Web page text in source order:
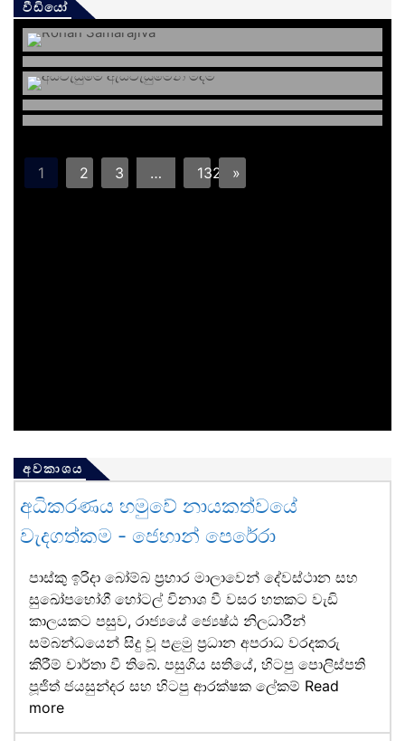
වීඩියෝ
1 2 3 … 132 »
අවකාශය
අධිකරණය හමුවේ නායකත්වයේ
වැදගත්කම - ජෙහාන් පෙරේරා
පාස්කු ඉරිදා බෝම්බ ප්‍රහාර මාලාවෙන් දේවස්ථාන සහ
සුඛෝපභෝගී හෝටල් විනාශ වී වසර හතකට වැඩි
කාලයකට පසුව, රාජ්‍යයේ ජ්‍යෙෂ්ඨ නිලධාරීන්
සම්බන්ධයෙන් සිදු වූ පළමු ප්‍රධාන අපරාධ වරදකරු
කිරීම් වාර්තා වී තිබේ. පසුගිය සතියේ, හිටපු පොලිස්පති
පූජිත් ජයසුන්දර සහ හිටපු ආරක්ෂක ලේකම් Read
more